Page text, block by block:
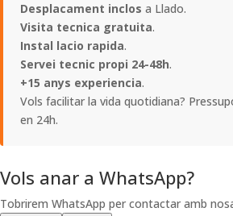
Desplacament inclos a Llado.
Visita tecnica gratuita.
Instal lacio rapida.
Servei tecnic propi 24-48h.
+15 anys experiencia.
Vols facilitar la vida quotidiana?
en 24h.
Vols anar a WhatsApp?
Tobrirem WhatsApp per contactar amb